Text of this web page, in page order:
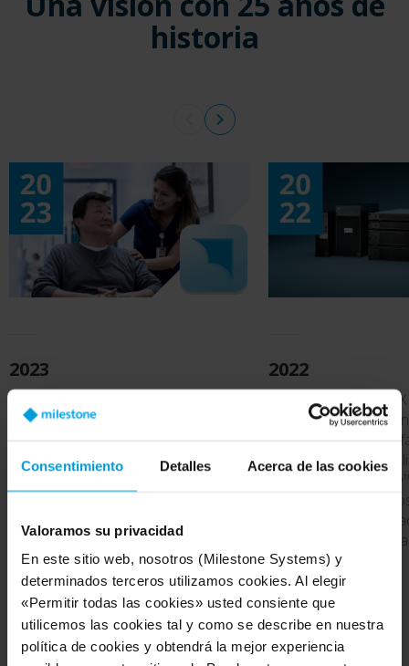
Consentimiento Detalles Acerca de las cookies
Valoramos su privacidad
En este sitio web, nosotros (Milestone Systems) y
determinados terceros utilizamos cookies. Al elegir
«Permitir todas las cookies» usted consiente que
utilicemos las cookies tal y como se describe en nuestra
política de cookies y obtendrá la mejor experiencia
historia
2023
un software de gestión de vídeo en
También presenta la extensión
médica.
2022
Milestone presenta
REVIEW, una
forense avanzada y
serie Husky se
Milestone Husky
flexible de
videovigilancia
específicamente